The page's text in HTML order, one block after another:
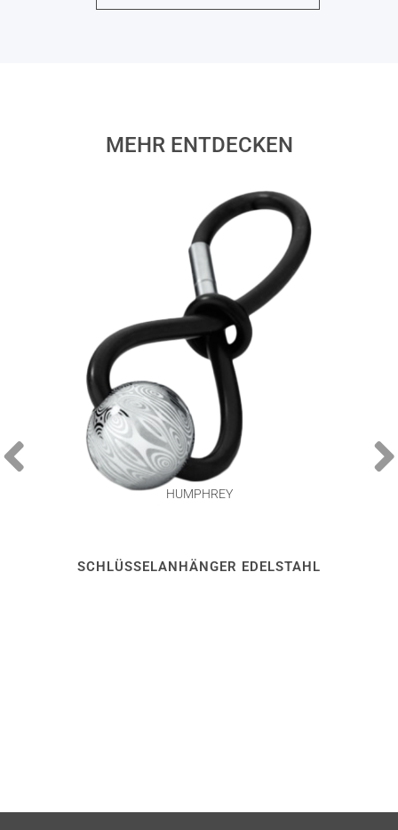
MEHR ENTDECKEN
HUMPHREY
SCHLÜSSELANHÄNGER EDELSTAHL